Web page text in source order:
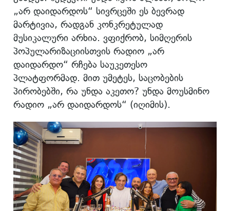
„არ დაიდარდოს“ სივრცეში ეს ბევრად
მარტივია, რადგან კონკრეტულად
მუსიკალური არხია. ვფიქრობ, სიმღერის
პოპულარიზაციისთვის რადიო „არ
დაიდარდო“ რჩება საუკეთესო
პლატფორმად. მით უმეტეს, საცობების
პირობებში, რა უნდა აკეთო? უნდა მოუსმინო
რადიო „არ დაიდარდოს“ (იღიმის).